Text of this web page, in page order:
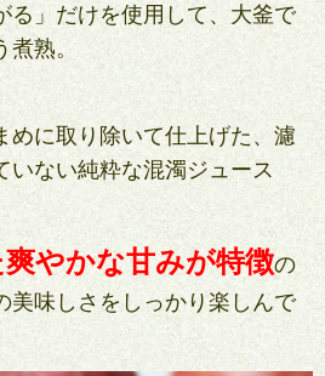
る」だけを使用して、大釜で
熟。
めに取り除いて仕上げた、濾
いない純粋な混濁ジュース
やかな甘みが特徴の
美味しさをしっかり楽しんで